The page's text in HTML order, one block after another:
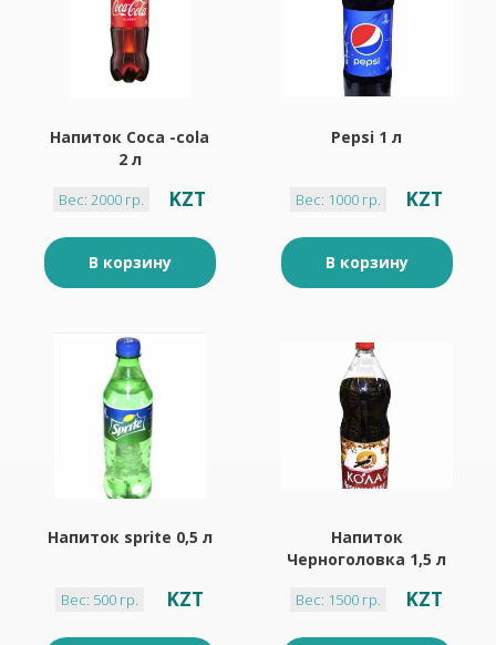
Напиток Coca -cola
2 л
Вес: 2000 гр. KZT
В корзину
Pepsi 1 л
Вес: 1000 гр. KZT
В корзину
Напиток sprite 0,5 л
Вес: 500 гр. KZT
Напиток
Черноголовка 1,5 л
Вес: 1500 гр. KZT